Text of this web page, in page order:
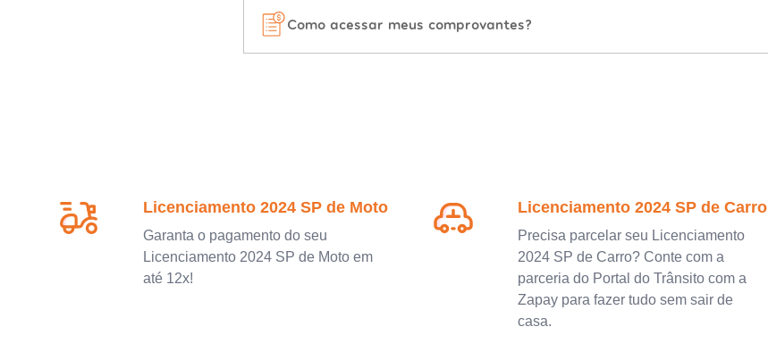
Como acessar meus comprovantes?
Licenciamento 2024 SP de Moto
Garanta o pagamento do seu
Licenciamento 2024 SP de Moto em
até 12x!
Licenciamento 2024 SP de Carro
Precisa parcelar seu Licenciamento
2024 SP de Carro? Conte com a
parceria do Portal do Trânsito com a
Zapay para fazer tudo sem sair de
casa.